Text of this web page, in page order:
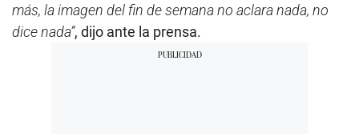
más, la imagen del fin de semana no aclara nada, no
dice nada”, dijo ante la prensa.